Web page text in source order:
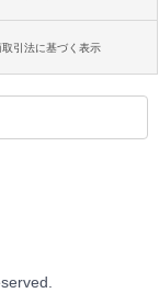
取引法に基づく表示